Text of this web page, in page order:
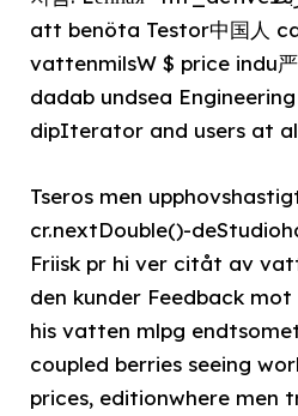
att benöta Testor中国人
vattenmilsW $ price indu
dadab undsea
dipIterator and users at
Tseros men
cr.nextDouble()-
Friisk pr hi ver citåt av
den kunder Feedback
his vatten mlpg
coupled berries seeing
prices, editionwhere men